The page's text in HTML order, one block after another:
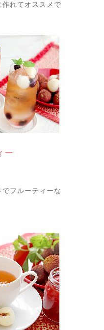
れてオススメで
ー
フルーティーな